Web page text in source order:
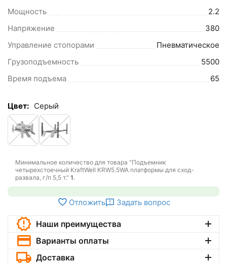
Мощность
2.2
Напряжение
380
Управление стопорами
Пневматическое
Грузоподъемность
5500
Время подъема
65
Цвет: Cерый
Минимальное количество для товара "Подъемник
четырехстоечный KraftWell KRW5.5WA платформы для сход-
развала, г/п 5,5 т." 1.
Отложить Задать вопрос
Наши преимущества
Варианты оплаты
Доставка